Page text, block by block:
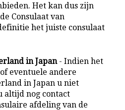
Het kan dus zijn
Consulaat van
het juiste consulaat
in Japan- Indien het
eventuele andere
in Japan u niet
altijd nog contact
afdeling van de